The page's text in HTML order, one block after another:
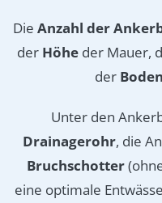
Die Anzahl der
der Höhe der Mauer,
der
Unter den
Drainagerohr, die
Bruchschotter
eine optimale